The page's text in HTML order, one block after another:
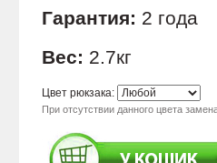
Гарантия: 2 года
Вес: 2.7кг
Цвет рюкзака:
При отсутствии данного цвета